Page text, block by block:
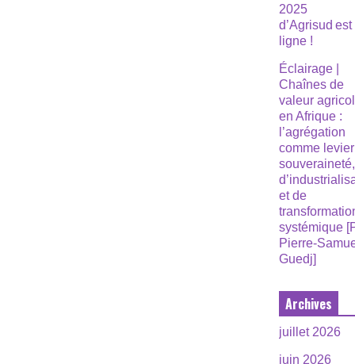
2025
d’Agrisud
ligne !
Éclairage |
Chaînes de
valeur
en Afrique :
l’agrégation
comme
souveraineté,
et de
systémique
Pierre-
Guedj]
Archives
juillet 2026
juin 2026